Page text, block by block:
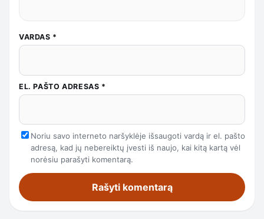
VARDAS *
EL. PAŠTO ADRESAS *
Noriu savo interneto naršyklėje išsaugoti vardą ir el. pašto
adresą, kad jų nebereiktų įvesti iš naujo, kai kitą kartą vėl
norėsiu parašyti komentarą.